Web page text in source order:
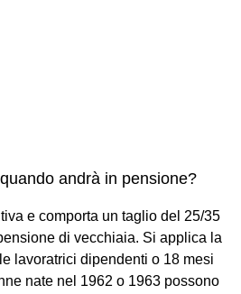
andrà in pensione?
e comporta un taglio del 25/35
di vecchiaia. Si applica la
lavoratrici dipendenti o 18 mesi
nate nel 1962 o 1963 possono